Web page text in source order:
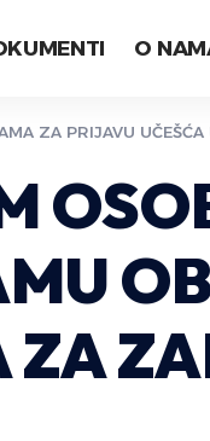
O
UČEŠĆA U
ZA